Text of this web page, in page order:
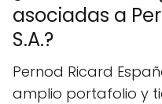
asociadas a
S.A.?
Pernod Ricard
amplio portafolio y